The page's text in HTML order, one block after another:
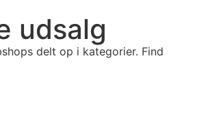
udsalg
delt op i kategorier. Find